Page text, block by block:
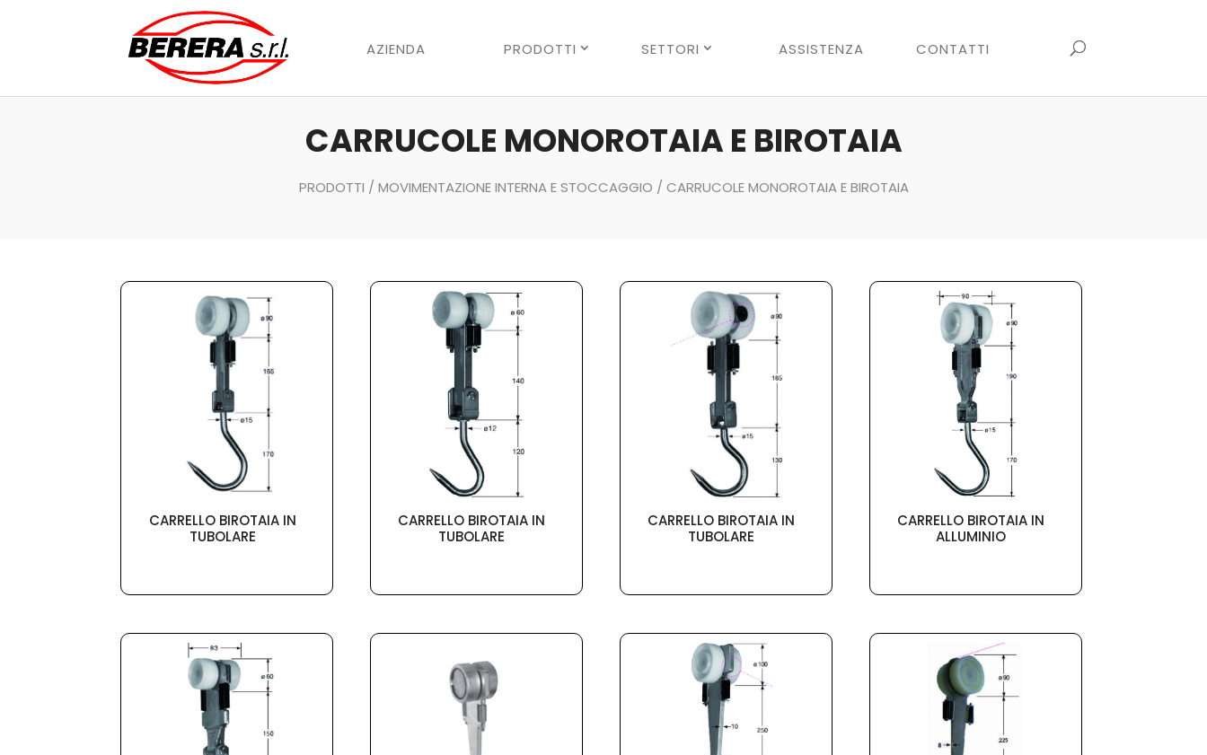
AZIENDA PRODOTTI SETTORI ASSISTENZA CONTATTI
CARRUCOLE MONOROTAIA E BIROTAIA
PRODOTTI / MOVIMENTAZIONE INTERNA E STOCCAGGIO / CARRUCOLE MONOROTAIA E BIROTAIA
CARRELLO BIROTAIA IN
TUBOLARE
CARRELLO BIROTAIA IN
TUBOLARE
CARRELLO BIROTAIA IN
TUBOLARE
CARRELLO BIROTAIA IN
ALLUMINIO